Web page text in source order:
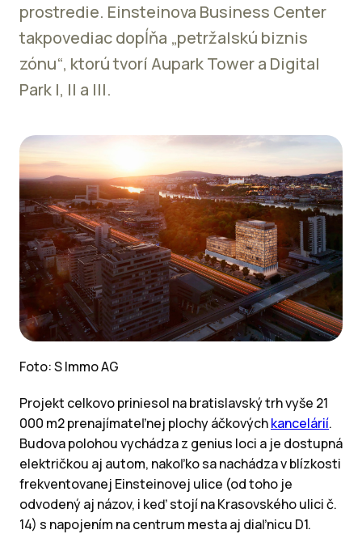
prostredie. Einsteinova Business Center
takpovediac dopĺňa „petržalskú biznis
zónu“, ktorú tvorí Aupark Tower a Digital
Park I, II a III.
Foto: S Immo AG
Projekt celkovo priniesol na bratislavský trh vyše 21
000 m2 prenajímateľnej plochy áčkovýchkancelárií.
Budova polohou vychádza z genius loci a je dostupná
električkou aj autom, nakoľko sa nachádza v blízkosti
frekventovanej Einsteinovej ulice (od toho je
odvodený aj názov, i keď stojí na Krasovského ulici č.
14) s napojením na centrum mesta aj diaľnicu D1.